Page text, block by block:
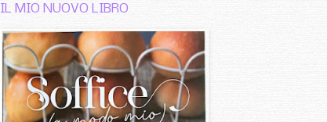
IL MIO NUOVO LIBRO